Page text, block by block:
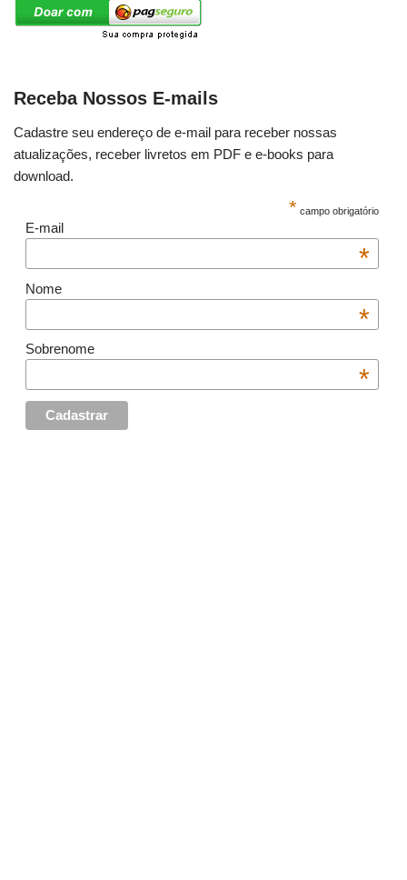
Receba Nossos E-mails
Cadastre seu endereço de e-mail para receber nossas
atualizações, receber livretos em PDF e e-books para
download.
* campo obrigatório
E-mail
*
Nome
*
Sobrenome
*